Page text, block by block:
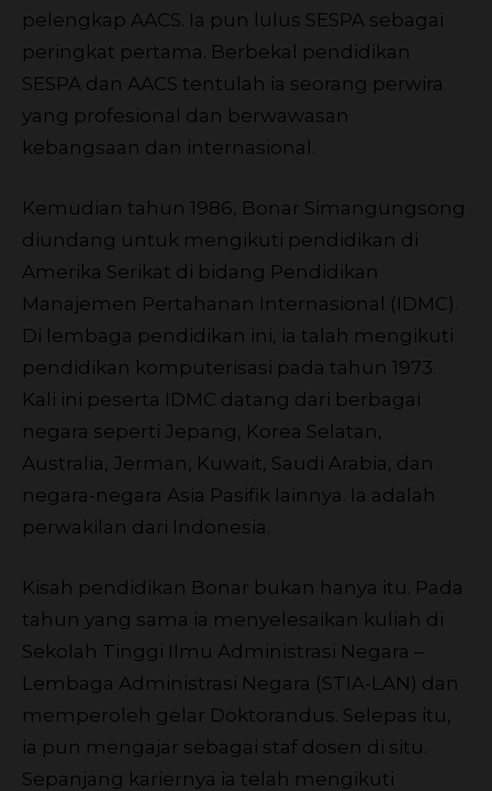
pelengkap AACS. Ia pun lulus SESPA sebagai
peringkat pertama. Berbekal pendidikan
SESPA dan AACS tentulah ia seorang perwira
yang profesional dan berwawasan
kebangsaan dan internasional.
Kemudian tahun 1986, Bonar Simangungsong
diundang untuk mengikuti pendidikan di
Amerika Serikat di bidang Pendidikan
Manajemen Pertahanan Internasional (IDMC).
Di lembaga pendidikan ini, ia talah mengikuti
pendidikan komputerisasi pada tahun 1973.
Kali ini peserta IDMC datang dari berbagai
negara seperti Jepang, Korea Selatan,
Australia, Jerman, Kuwait, Saudi Arabia, dan
negara-negara Asia Pasifik lainnya. Ia adalah
perwakilan dari Indonesia.
Kisah pendidikan Bonar bukan hanya itu. Pada
tahun yang sama ia menyelesaikan kuliah di
Sekolah Tinggi Ilmu Administrasi Negara –
Lembaga Administrasi Negara (STIA-LAN) dan
memperoleh gelar Doktorandus. Selepas itu,
ia pun mengajar sebagai staf dosen di situ.
Sepanjang kariernya ia telah mengikuti